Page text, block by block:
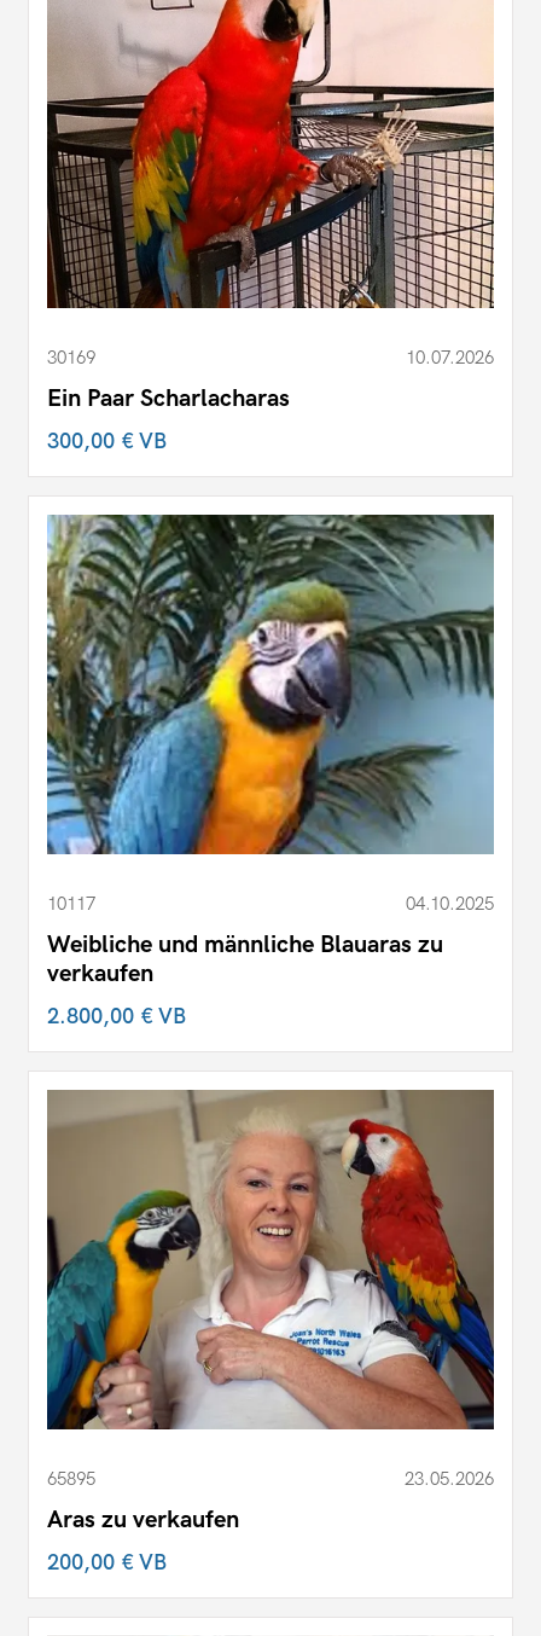
30169 10.07.2026
Ein Paar Scharlacharas
300,00 €VB
10117 04.10.2025
Weibliche und männliche Blauaras zu
verkaufen
2.800,00 €VB
65895 23.05.2026
Aras zu verkaufen
200,00 €VB